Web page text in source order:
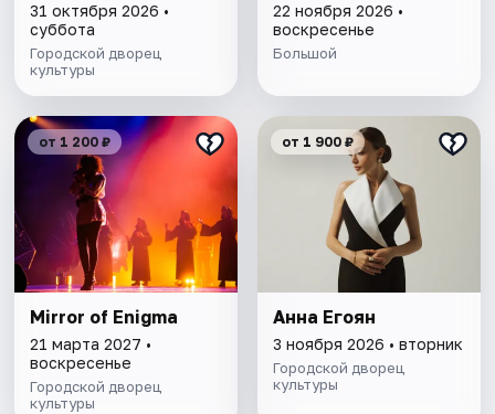
31 октября 2026 •
суббота
Городской дворец
культуры
22 ноября 2026 •
воскресенье
Большой
от 1 200 ₽
Mirror of Enigma
21 марта 2027 •
воскресенье
Городской дворец
культуры
от 1 900 ₽
Анна Егоян
3 ноября 2026 • вторник
Городской дворец
культуры